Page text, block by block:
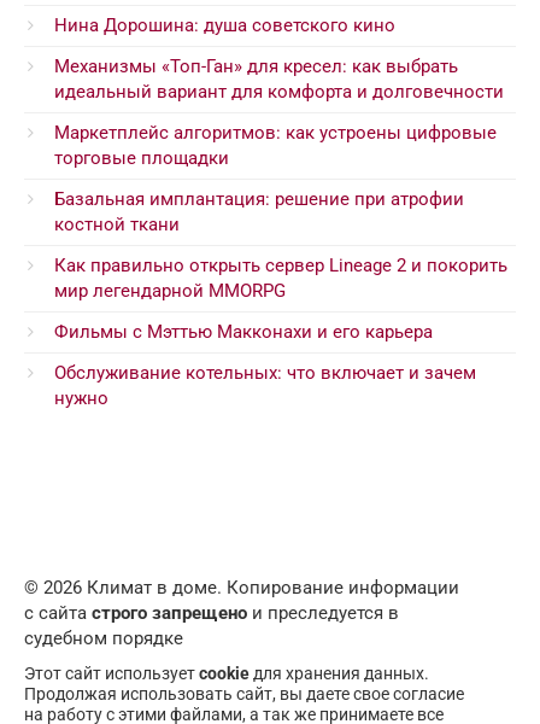
Нина Дорошина: душа советского кино
Механизмы «Топ-Ган» для кресел: как выбрать
идеальный вариант для комфорта и долговечности
Маркетплейс алгоритмов: как устроены цифровые
торговые площадки
Базальная имплантация: решение при атрофии
костной ткани
Как правильно открыть сервер Lineage 2 и покорить
мир легендарной MMORPG
Фильмы с Мэттью Макконахи и его карьера
Обслуживание котельных: что включает и зачем
нужно
© 2026 Климат в доме. Копирование информации
с сайта строго запрещено и преследуется в
судебном порядке
Этот сайт используетcookie для хранения данных.
Продолжая использовать сайт, вы даете свое согласие
на работу с этими файлами, а так же принимаете все